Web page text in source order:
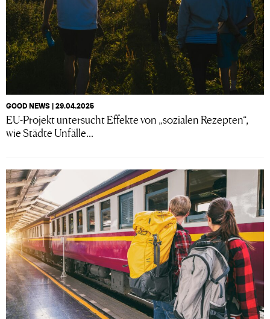
GOOD NEWS | 29.04.2025
EU-Projekt untersucht Effekte von „sozialen Rezepten“,
wie Städte Unfälle...